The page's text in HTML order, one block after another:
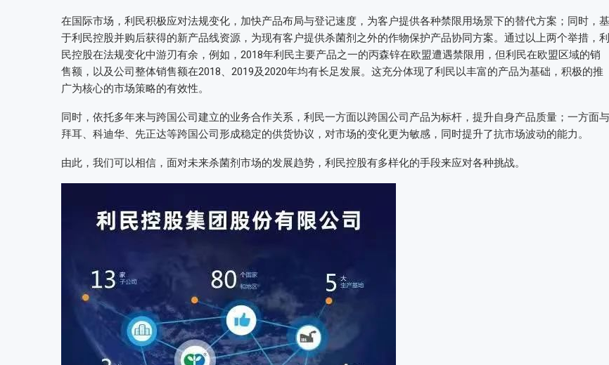
在国际市场，利民积极应对法规变化，加快产品布局与登记速度，为客户提供各种禁限用场景下的替代方案；同时，基
于利民控股并购后获得的新产品线资源，为现有客户提供杀菌剂之外的作物保护产品协同方案。通过以上两个举措，利
民控股在法规变化中游刃有余，例如，2018年利民主要产品之一的丙森锌在欧盟遭遇禁限用，但利民在欧盟区域的销
售额，以及公司整体销售额在2018、2019及2020年均有长足发展。这充分体现了利民以丰富的产品为基础，积极的推
广为核心的市场策略的有效性。
同时，依托多年来与跨国公司建立的业务合作关系，利民一方面以跨国公司产品为标杆，提升自身产品质量；一方面与
拜耳、科迪华、先正达等跨国公司形成稳定的供货协议，对市场的变化更为敏感，同时提升了抗市场波动的能力。
由此，我们可以相信，面对未来杀菌剂市场的发展趋势，利民控股有多样化的手段来应对各种挑战。